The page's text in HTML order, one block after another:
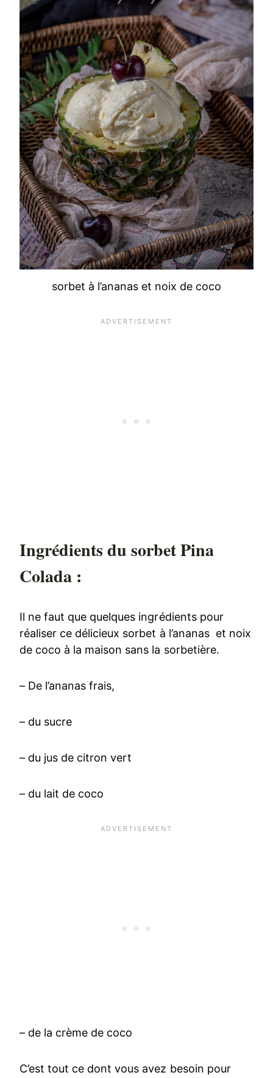
sorbet à l’ananas et noix de coco
Ingrédients du sorbet Pina
Colada :
Il ne faut que quelques ingrédients pour
réaliser ce délicieux sorbet à l’ananas et noix
de coco à la maison sans la sorbetière.
– De l’ananas frais,
– du sucre
– du jus de citron vert
– du lait de coco
– de la crème de coco
C’est tout ce dont vous avez besoin pour